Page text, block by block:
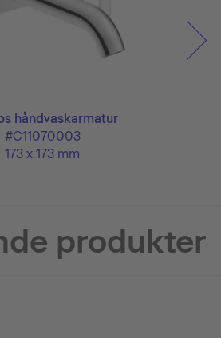
håndvaskarmatur
#C11070003
173 x 173 mm
produkter